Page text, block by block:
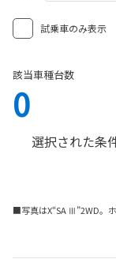
試乗車のみ表示
該当車種台数
0
選択された条
■写真はX“SA Ⅲ”2WD。